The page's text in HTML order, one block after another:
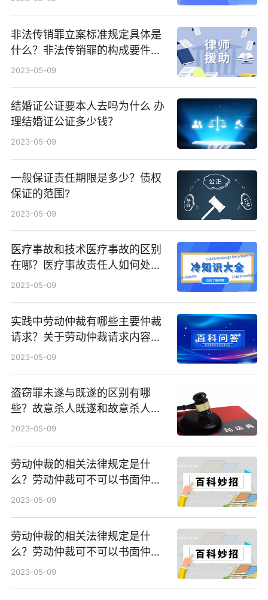
非法传销罪立案标准规定具体是
什么？非法传销罪的构成要件有
哪些？
2023-05-09
结婚证公证要本人去吗为什么 办
理结婚证公证多少钱？
2023-05-09
一般保证责任期限是多少？债权
保证的范围?
2023-05-09
医疗事故和技术医疗事故的区别
在哪？医疗事故责任人如何处
理？
2023-05-09
实践中劳动仲裁有哪些主要仲裁
请求？关于劳动仲裁请求内容怎
么规定？
2023-05-09
盗窃罪未遂与既遂的区别有哪
些？故意杀人既遂和故意杀人未
遂的界限是什么？
2023-05-09
劳动仲裁的相关法律规定是什
么？劳动仲裁可不可以书面仲裁
的？
2023-05-09
劳动仲裁的相关法律规定是什
么？劳动仲裁可不可以书面仲裁
的？
2023-05-09